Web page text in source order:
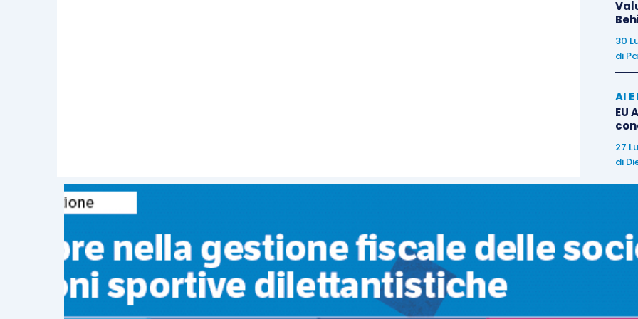
di serie A, B e C;
federazione italiana pallacanestro (F.I.P.): i tesserati di sesso maschile con club di
serie A1;
federazione italiana golf (F.I.G.): i “golfisti professionisti” (nel mondo del golf si
riscontra una particolarità rispetto alle altre federazioni che presentano un settore
30
di
AI
EU
27
di